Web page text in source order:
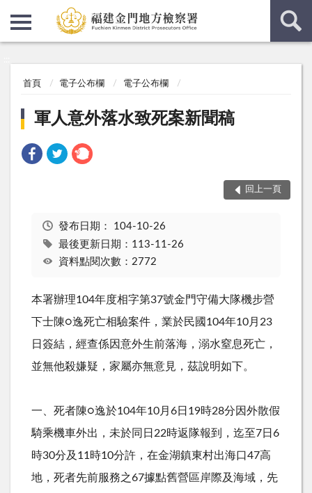
首頁 電子公布欄 電子公布欄
軍人意外落水致死案新聞稿
回上一頁
發布日期： 104-10-26
最後更新日期：113-11-26
資料點閱次數：2772
本署辦理104年度相字第37號金門守備大隊機步營
下士陳○逸死亡相驗案件，業於民國104年10月23
日簽結，經查係因意外生前落海，溺水窒息死亡，
並無他殺嫌疑，家屬亦無意見，茲說明如下。
一、死者陳○逸於104年10月6日19時28分因外散假
騎乘機車外出，未於同日22時返隊報到，迄至7日6
時30分及11時10分許，在金湖鎮東村出海口47高
地，死者先前服務之67據點舊營區岸際及海域，先